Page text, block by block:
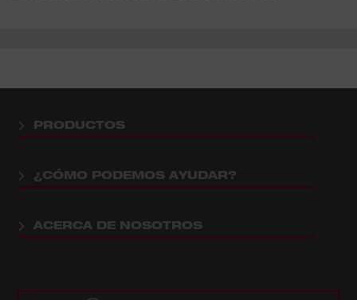
PRODUCTOS
¿CÓMO PODEMOS AYUDAR?
ACERCA DE NOSOTROS